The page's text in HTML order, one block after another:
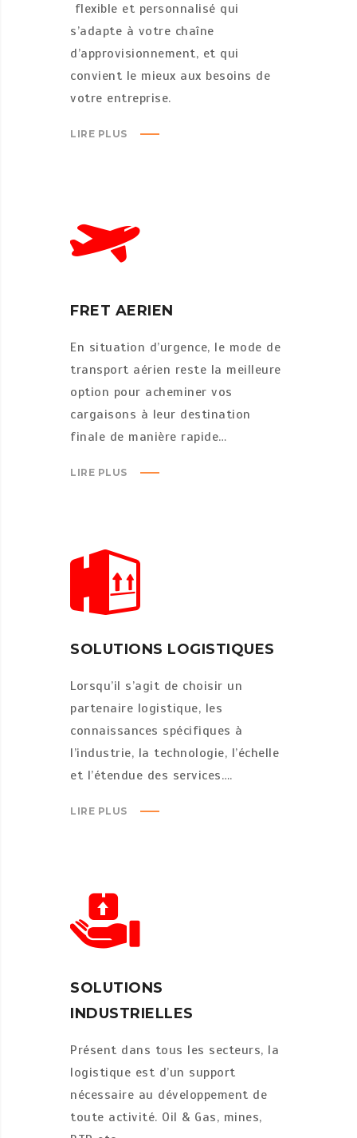
flexible et personnalisé qui
s’adapte à votre chaîne
d’approvisionnement, et qui
convient le mieux aux besoins de
votre entreprise.
LIRE PLUS
FRET AERIEN
En situation d’urgence, le mode de
transport aérien reste la meilleure
option pour acheminer vos
cargaisons à leur destination
finale de manière rapide…
LIRE PLUS
SOLUTIONS LOGISTIQUES
Lorsqu’il s’agit de choisir un
partenaire logistique, les
connaissances spécifiques à
l’industrie, la technologie, l’échelle
et l’étendue des services….
LIRE PLUS
SOLUTIONS
INDUSTRIELLES
Présent dans tous les secteurs, la
logistique est d’un support
nécessaire au développement de
toute activité. Oil & Gas, mines,